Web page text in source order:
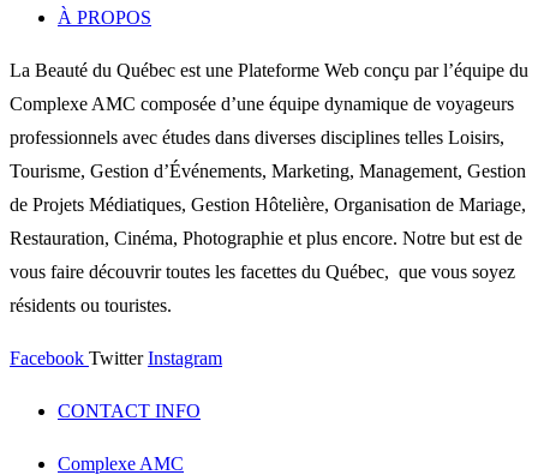
À PROPOS
La Beauté du Québec est une Plateforme Web conçu par l’équipe du
Complexe AMC composée d’une équipe dynamique de voyageurs
professionnels avec études dans diverses disciplines telles Loisirs,
Tourisme, Gestion d’Événements, Marketing, Management, Gestion
de Projets Médiatiques, Gestion Hôtelière, Organisation de Mariage,
Restauration, Cinéma, Photographie et plus encore. Notre but est de
vous faire découvrir toutes les facettes du Québec, que vous soyez
résidents ou touristes.
Facebook Twitter Instagram
CONTACT INFO
Complexe AMC